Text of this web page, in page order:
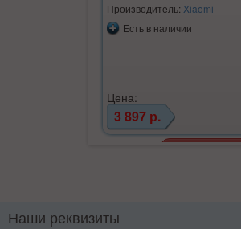
Производитель: Xiaomi
Есть в наличии
Цена:
3 897 р.
Наши реквизиты